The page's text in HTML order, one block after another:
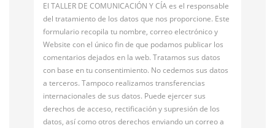
El TALLER DE COMUNICACIÓN Y CÍA es el responsable
del tratamiento de los datos que nos proporcione. Este
formulario recopila tu nombre, correo electrónico y
Website con el único fin de que podamos publicar los
comentarios dejados en la web. Tratamos sus datos
con base en tu consentimiento. No cedemos sus datos
a terceros. Tampoco realizamos transferencias
internacionales de sus datos. Puede ejercer sus
derechos de acceso, rectificación y supresión de los
datos, así como otros derechos enviando un correo a